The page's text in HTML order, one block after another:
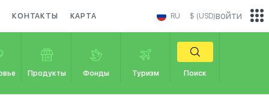
КОНТАКТЫ КАРТА RU $ (USD)
Продукты Фонды Туризм Поиск
войти